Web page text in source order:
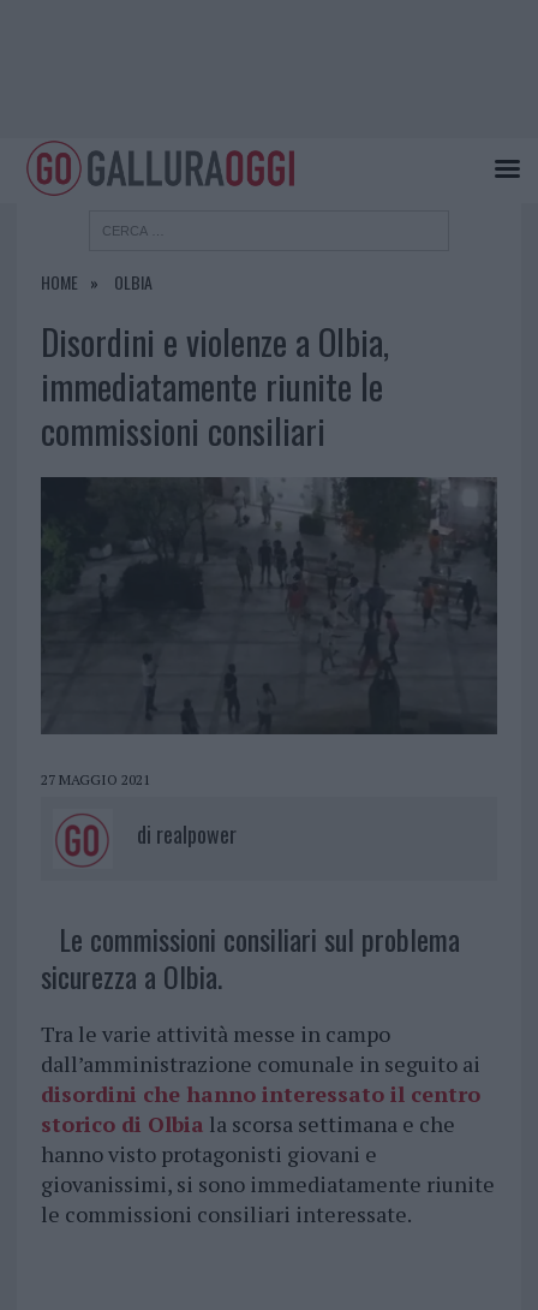
HOME OLBIA
Disordini e violenze a Olbia,
immediatamente riunite le
commissioni consiliari
27 MAGGIO 2021
di realpower
Le commissioni consiliari sul problema
sicurezza a Olbia.
Tra le varie attività messe in campo
dall’amministrazione comunale in seguito ai
disordini che hanno interessato il centro
storico di Olbia la scorsa settimana e che
hanno visto protagonisti giovani e
giovanissimi, si sono immediatamente riunite
le commissioni consiliari interessate.